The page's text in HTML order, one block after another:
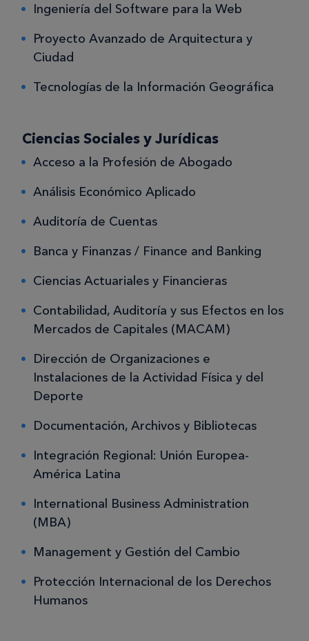
Ingeniería del Software para la Web
Proyecto Avanzado de Arquitectura y
Ciudad
Tecnologías de la Información Geográfica
Ciencias Sociales y Jurídicas
Acceso a la Profesión de Abogado
Análisis Económico Aplicado
Auditoría de Cuentas
Banca y Finanzas / Finance and Banking
Ciencias Actuariales y Financieras
Contabilidad, Auditoría y sus Efectos en los
Mercados de Capitales (MACAM)
Dirección de Organizaciones e
Instalaciones de la Actividad Física y del
Deporte
Documentación, Archivos y Bibliotecas
Integración Regional: Unión Europea-
América Latina
International Business Administration
(MBA)
Management y Gestión del Cambio
Protección Internacional de los Derechos
Humanos